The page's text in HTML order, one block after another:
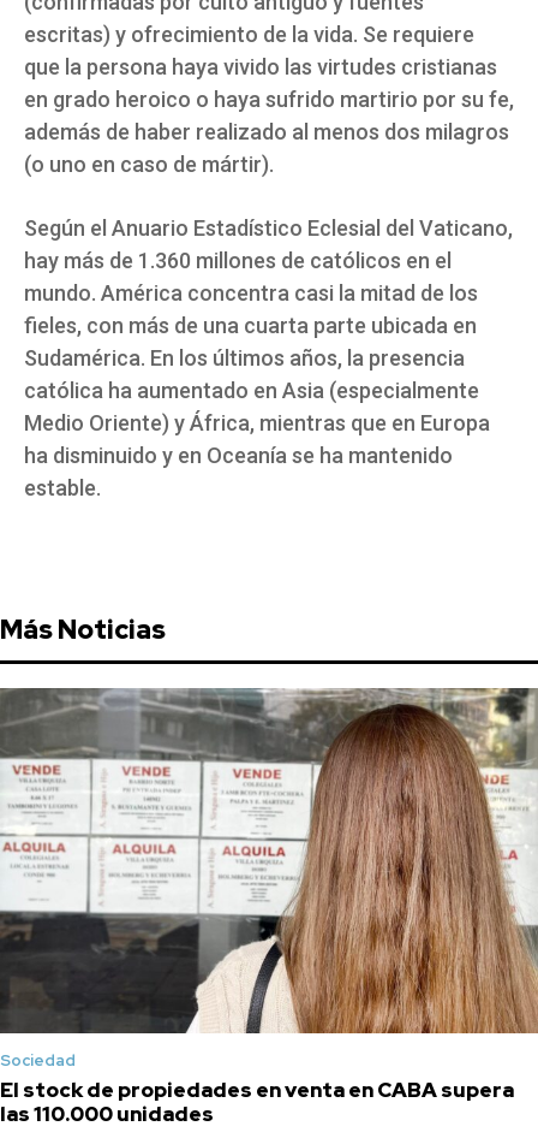
escritas) y ofrecimiento de la vida. Se requiere
que la persona haya vivido las virtudes cristianas
en grado heroico o haya sufrido martirio por su fe,
además de haber realizado al menos dos milagros
(o uno en caso de mártir).
Según el Anuario Estadístico Eclesial del Vaticano,
hay más de 1.360 millones de católicos en el
mundo. América concentra casi la mitad de los
fieles, con más de una cuarta parte ubicada en
Sudamérica. En los últimos años, la presencia
católica ha aumentado en Asia (especialmente
Medio Oriente) y África, mientras que en Europa
ha disminuido y en Oceanía se ha mantenido
estable.
Más Noticias
Sociedad
El stock de propiedades en venta en CABA supera
las 110.000 unidades